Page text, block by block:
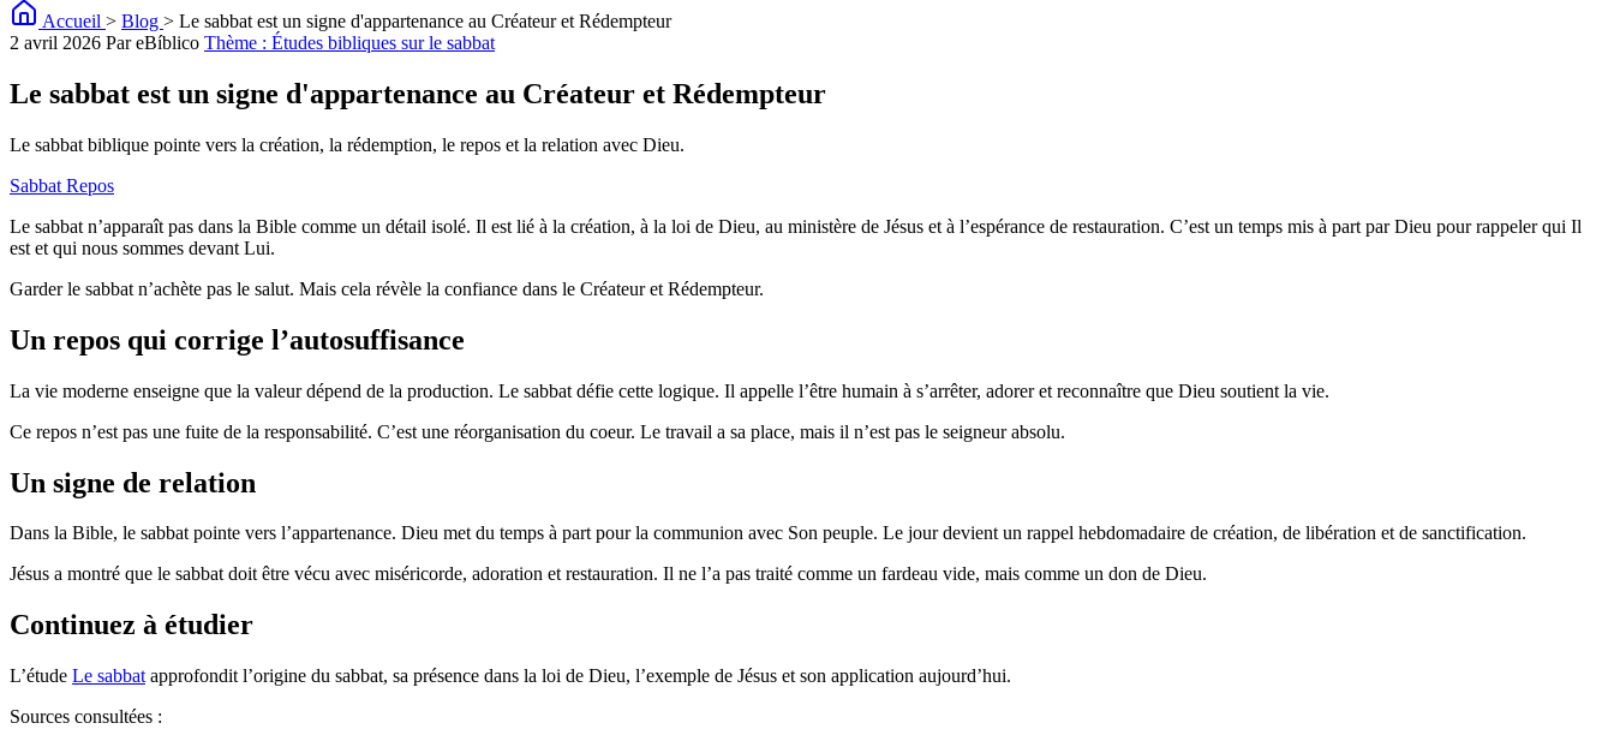
Accueil > Blog > Le sabbat est un signe d'appartenance au Créateur et Rédempteur
2 avril 2026 Par eBíblico Thème : Études bibliques sur le sabbat
Le sabbat est un signe d'appartenance au Créateur et Rédempteur
Le sabbat biblique pointe vers la création, la rédemption, le repos et la relation avec Dieu.
Sabbat Repos
Le sabbat n’apparaît pas dans la Bible comme un détail isolé. Il est lié à la création, à la loi de Dieu, au ministère de Jésus et à l’espérance de restauration. C’est un temps mis à part par Dieu pour rappeler qui Il
est et qui nous sommes devant Lui.
Garder le sabbat n’achète pas le salut. Mais cela révèle la confiance dans le Créateur et Rédempteur.
Un repos qui corrige l’autosuffisance
La vie moderne enseigne que la valeur dépend de la production. Le sabbat défie cette logique. Il appelle l’être humain à s’arrêter, adorer et reconnaître que Dieu soutient la vie.
Ce repos n’est pas une fuite de la responsabilité. C’est une réorganisation du coeur. Le travail a sa place, mais il n’est pas le seigneur absolu.
Un signe de relation
Dans la Bible, le sabbat pointe vers l’appartenance. Dieu met du temps à part pour la communion avec Son peuple. Le jour devient un rappel hebdomadaire de création, de libération et de sanctification.
Jésus a montré que le sabbat doit être vécu avec miséricorde, adoration et restauration. Il ne l’a pas traité comme un fardeau vide, mais comme un don de Dieu.
Continuez à étudier
L’étude Le sabbat approfondit l’origine du sabbat, sa présence dans la loi de Dieu, l’exemple de Jésus et son application aujourd’hui.
Sources consultées :